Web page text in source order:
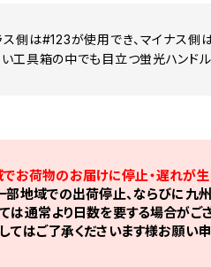
側は#123が使用でき、マイナス
工具箱の中でも目立つ蛍光ハンドル
お荷物のお届けに停止・遅れが生
地域での出荷停止、ならびに九
は通常より日数を要する場合がござ
てはご了承くださいます様お願い申